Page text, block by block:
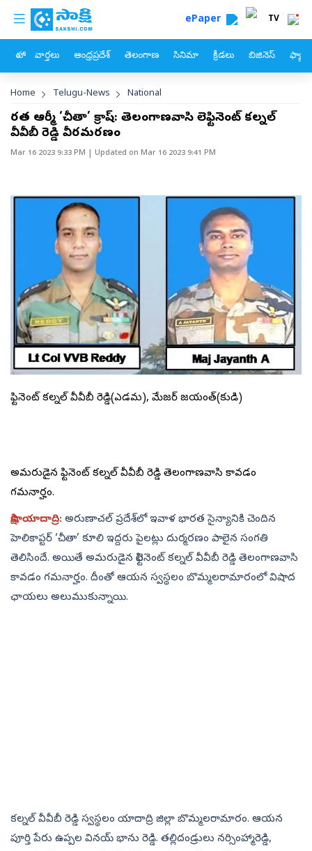
Skip to main content
custom menu ePaper TV
హోం వార్తలు ఆంధ్రప్రదేశ్ తెలంగాణ సినిమా క్రీడలు బిజినెస్
Breadcrumb
Home Telugu-News National
భారత ఆర్మీ ‘చీతా’ క్రాష్‌: తెలంగాణవాసి లెఫ్టినెంట్ కల్నల్
వీవీబీ రెడ్డి వీరమరణం
Mar 16 2023 9:33 PM | Updated on Mar 16 2023 9:41 PM
లెఫ్టినెంట్ కల్నల్ వీవీబీ రెడ్డి(ఎడమ), మేజర్‌ జయంత్‌(కుడి)
అమరుడైన లెఫ్టినెంట్ కల్నల్ వీవీబీ రెడ్డి తెలంగాణవాసి కావడం
గమనార్హం.
సాక్షి, యాదాద్రి: అరుణాచల్‌ ప్రదేశ్‌లో ఇవాళ భారత సైన్యానికి చెందిన
హెలికాప్టర్‌ ‘చీతా’ కూలి ఇద్దరు పైలట్లు దుర్మరణం పాలైన సంగతి
తెలిసిందే. అయితే అమరుడైన లెఫ్టినెంట్ కల్నల్ వీవీబీ రెడ్డి తెలంగాణవాసి
కావడం గమనార్హం. దీంతో ఆయన స్వస్థలం బొమ్మలరామారంలో విషాద
ఛాయలు అలుముకున్నాయి.
కల్నల్ వీవీబీ రెడ్డి‌ స్వస్థలం యాదాద్రి జిల్లా బొమ్మలరామారం. ఆయన
పూర్తి పేరు ఉప్పల వినయ్ భాను రెడ్డి. తల్లిదండ్రులు నర్సింహ్మారెడ్డి,